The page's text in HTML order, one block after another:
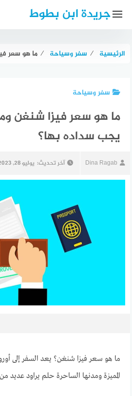
جريدة ابن بطوط
الرئيسية ⁄ سفر وسياحة ⁄ ما هو سعر فيزا
سفر وسياحة
ما هو سعر فيزا شنغن
يجب سداده بها؟
Dina Ragab آخر تحديث: يوليو 28, 2023
ما هو سعر فيزا شنغن؟ يعد السفر إلى
المميزة ومدنها الساحرة حلم يراود عديد